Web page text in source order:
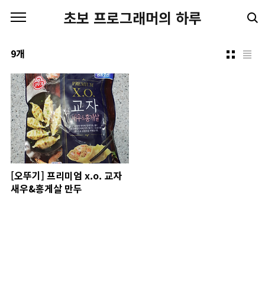
초보 프로그래머의 하루
9개
[오뚜기] 프리미엄 x.o. 교자
새우&홍게살 만두